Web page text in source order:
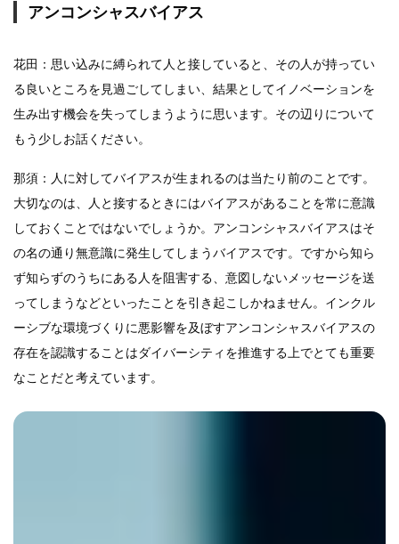
アンコンシャスバイアス
花田：思い込みに縛られて人と接していると、その人が持ってい
る良いところを見過ごしてしまい、結果としてイノベーションを
生み出す機会を失ってしまうように思います。その辺りについて
もう少しお話ください。
那須：人に対してバイアスが生まれるのは当たり前のことです。
大切なのは、人と接するときにはバイアスがあることを常に意識
しておくことではないでしょうか。アンコンシャスバイアスはそ
の名の通り無意識に発生してしまうバイアスです。ですから知ら
ず知らずのうちにある人を阻害する、意図しないメッセージを送
ってしまうなどといったことを引き起こしかねません。インクル
ーシブな環境づくりに悪影響を及ぼすアンコンシャスバイアスの
存在を認識することはダイバーシティを推進する上でとても重要
なことだと考えています。